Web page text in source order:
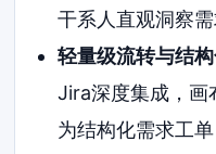
干系人直观洞察需
轻量级流转与结
Jira深度集成，画
为结构化需求工